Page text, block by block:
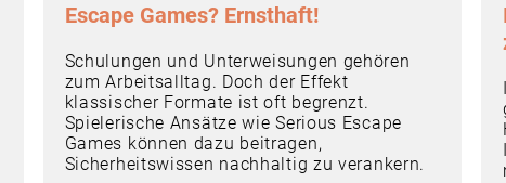
Escape Games? Ernsthaft!
Schulungen und Unterweisungen gehören
zum Arbeitsalltag. Doch der Effekt
klassischer Formate ist oft begrenzt.
Spielerische Ansätze wie Serious Escape
Games können dazu beitragen,
Sicherheitswissen nachhaltig zu verankern.